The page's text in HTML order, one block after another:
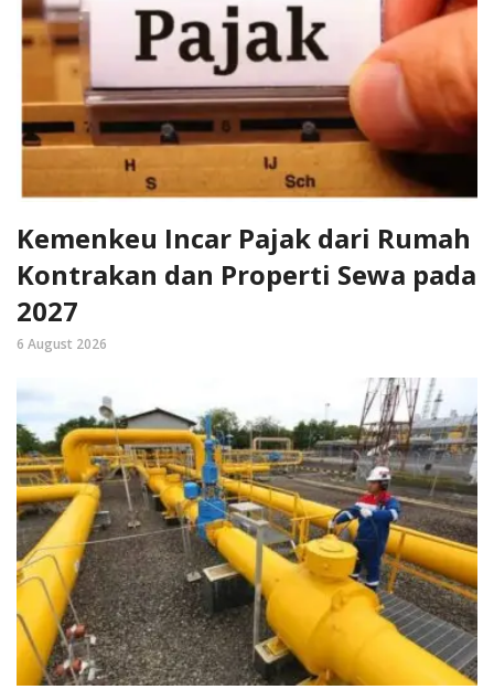
Kemenkeu Incar Pajak dari Rumah
Kontrakan dan Properti Sewa pada
2027
6 August 2026